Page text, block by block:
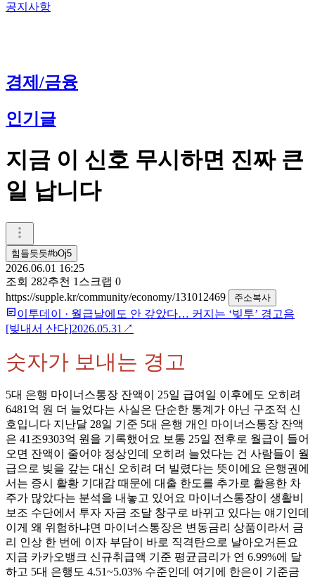
공지사항
경제/금융
인기글
지금 이 신호 무시하면 진짜 큰
일 납니다
힘들듯듯#bOj5
2026.06.01 16:25
조회 282추천 1 스크랩 0
https://supple.kr/community/economy/131012469
주소복사
이투데이 · 월급날에도 안 갚았다… 커지는 ‘빚투’ 경고음
[빚내서 산다]2026.05.31 ↗
숫자가 보내는 경고
5대 은행 마이너스통장 잔액이 25일 급여일 이후에도 오히려
6481억 원 더 늘었다는 사실은 단순한 통계가 아닌 구조적 신
호입니다 지난달 28일 기준 5대 은행 개인 마이너스통장 잔액
은 41조9303억 원을 기록했어요 보통 25일 전후로 월급이 들어
오면 잔액이 줄어야 정상인데 오히려 늘었다는 건 사람들이 월
급으로 빚을 갚는 대신 오히려 더 빌렸다는 뜻이에요 은행권에
서는 증시 활황 기대감 때문에 대출 한도를 추가로 활용한 차
주가 많았다는 분석을 내놓고 있어요 마이너스통장이 생활비
보조 수단에서 투자 자금 조달 창구로 바뀌고 있다는 얘기인데
이게 왜 위험하냐면 마이너스통장은 변동금리 상품이라서 금
리 인상 한 번에 이자 부담이 바로 직격탄으로 날아오거든요
지금 카카오뱅크 신규취급액 기준 평균금리가 연 6.99%에 달
하고 5대 은행도 4.51~5.03% 수준인데 여기에 한은이 기준금